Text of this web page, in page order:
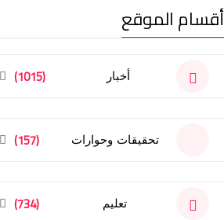
أقسام الموقع
أخبار (1015)
تحقيقات وحوارات (157)
تعليم (734)